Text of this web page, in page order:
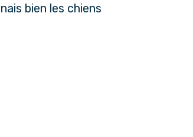
bien les chiens